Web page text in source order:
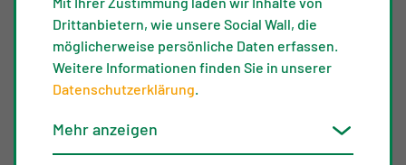
profitiert
Mit Ihrer Zustimmung laden wir Inhalte von
Drittanbietern, wie unsere Social Wall, die
möglicherweise persönliche Daten erfassen.
Weitere Informationen finden Sie in unserer
Datenschutzerklärung.
Mehr anzeigen